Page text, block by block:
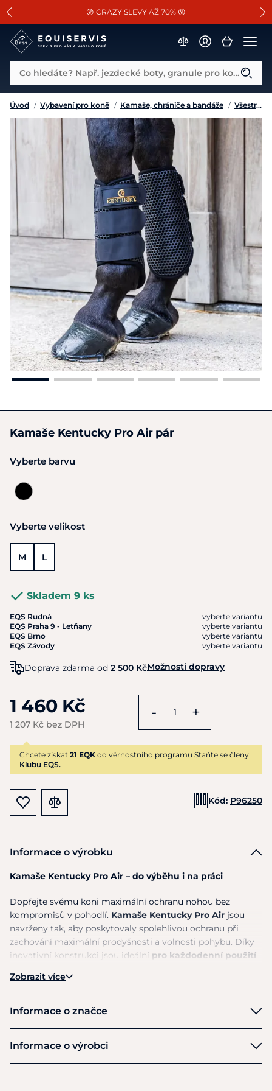
SLEVA 13% na vše od Cassini!
😮 CRAZY SLEVY AŽ 70% 😮
📐Pasování a doplňky k vybraným sedlům ZDARMA 🐴
Co hledáte? Např. jezdecké boty, granule pro koně...
Úvod / Vybavení pro koně / Kamaše, chrániče a bandáže / Všestranné kamaše
Kamaše Kentucky Pro Air pár
Vyberte barvu
Vyberte velikost
M L
Skladem 9 ks
EQS Rudná
vyberte variantu
EQS Praha 9 - Letňany
vyberte variantu
EQS Brno
vyberte variantu
EQS Závody
vyberte variantu
Doprava zdarma od 2 500 KčMožnosti dopravy
1 460 Kč
1 207 Kč bez DPH
- +
Chcete získat 21 EQK do věrnostního programu Staňte se členy
Klubu EQS.
Kód: P96250
Informace o výrobku
Kamaše Kentucky Pro Air – do výběhu i na práci
Dopřejte svému koni maximální ochranu nohou bez
kompromisů v pohodlí. Kamaše Kentucky Pro Air jsou
navrženy tak, aby poskytovaly spolehlivou ochranu při
zachování maximální prodyšnosti a volnosti pohybu. Díky
inovativní konstrukci jsou ideální pro každodenní použití
Vnější část kamaší tvoříflexibilní struktura ve tvaru
plástve, která kombinuje pevnost a pružnost. Chrání nohu
Zobrazit více
Informace o značce
Kentucky
Informace o výrobci